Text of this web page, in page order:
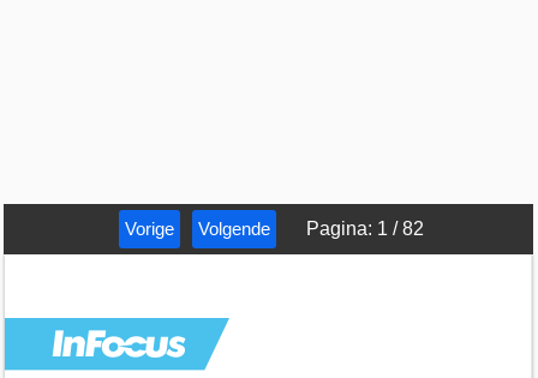
Vorige Volgende Pagina: 1 /82